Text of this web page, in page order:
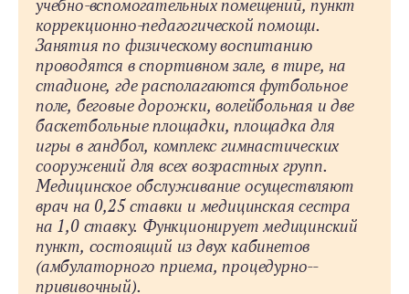
учебно-­вспомогательных помещений, пункт
коррекционно-­педагогической помощи.
Занятия по физическому воспитанию
проводятся в спортивном зале, в тире, на
стадионе, где располагаются футбольное
поле, беговые дорожки, волейбольная и две
баскетбольные площадки, площадка для
игры в гандбол, комплекс гимнастических
сооружений для всех возрастных групп.
Медицинское обслуживание осуществляют
врач на 0,25 ставки и медицинская сестра
на 1,0 ставку. Функционирует медицинский
пункт, состоящий из двух кабинетов
(амбулаторного приема, процедурно-­
прививочный).